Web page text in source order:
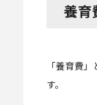
養育
「養育費」
す。